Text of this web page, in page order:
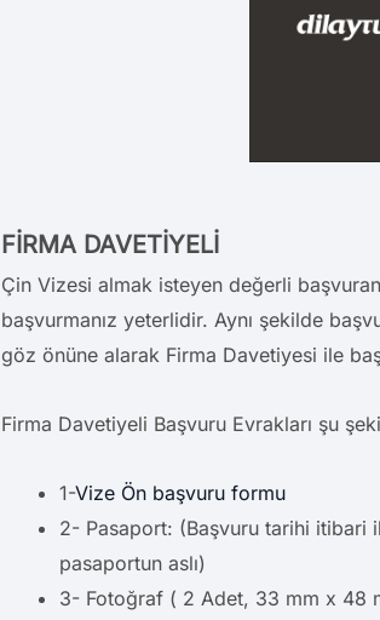
FİRMA DAVETİYELİ
Çin Vizesi almak isteyen değerli
başvurmanız yeterlidir. Aynı şekilde
göz önüne alarak Firma Davetiyesi ile
Firma Davetiyeli Başvuru Evrakları şu
1-Vize Ön başvuru formu
2- Pasaport: (Başvuru tarihi itibari
pasaportun aslı)
3- Fotoğraf ( 2 Adet, 33 mm x 48